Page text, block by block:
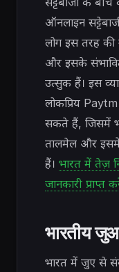
ऑनलाइन
लोग इस तरह की
और इसके
उत्सुक हैं। इस
लोकप्रिय
सकते हैं, जिसमें
तालमेल और इसमें
हैं। भारत में तेज़
जानकारी प्राप्त
भारतीय
भारत में जुए से